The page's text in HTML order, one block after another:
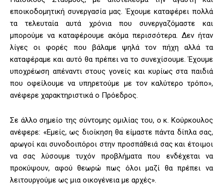
εποικοδομητική συνεργασία μας. Έχουμε καταφέρει πολλά
τα τελευταία αυτά χρόνια που συνεργαζόμαστε και
μπορούμε να καταφέρουμε ακόμα περισσότερα. Δεν ήταν
λίγες οι φορές που βάλαμε ψηλά τον πήχη αλλά τα
καταφέραμε και αυτό θα πρέπει να το συνεχίσουμε. Έχουμε
υποχρέωση απέναντι στους γονείς και κυρίως στα παιδιά
που οφείλουμε να υπηρετούμε με τον καλύτερο τρόπο»,
ανέφερε χαρακτηριστικά ο Πρόεδρος.
Σε άλλο σημείο της σύντομης ομιλίας του, ο κ. Κούρκουλος
ανέφερε: «Εμείς, ως διοίκηση θα είμαστε πάντα δίπλα σας,
αρωγοί και συνοδοιπόροι στην προσπάθειά σας και έτοιμοι
να σας λύσουμε τυχόν προβλήματα που ενδέχεται να
προκύψουν, αφού θεωρώ πως όλοι μαζί θα πρέπει να
λειτουργούμε ως μια οικογένεια με αρχές».